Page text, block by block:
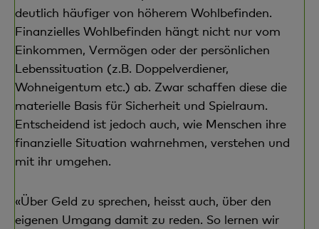
deutlich häufiger von höherem Wohlbefinden.
Finanzielles Wohlbefinden hängt nicht nur vom
Einkommen, Vermögen oder der persönlichen
Lebenssituation (z.B. Doppelverdiener,
Wohneigentum etc.) ab. Zwar schaffen diese die
materielle Basis für Sicherheit und Spielraum.
Entscheidend ist jedoch auch, wie Menschen ihre
finanzielle Situation wahrnehmen, verstehen und
mit ihr umgehen.
«Über Geld zu sprechen, heisst auch, über den
eigenen Umgang damit zu reden. So lernen wir